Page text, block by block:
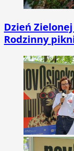
Dzień
Rodzinny